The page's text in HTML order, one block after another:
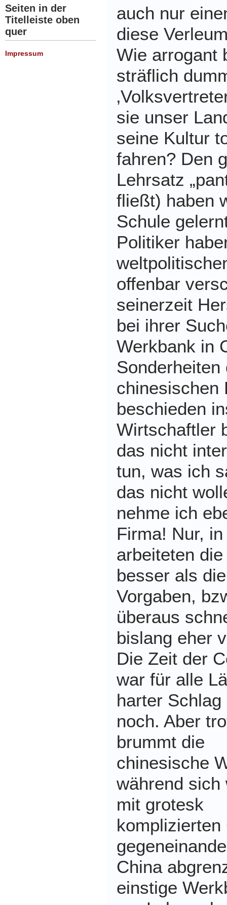
Seiten in der
Titelleiste oben
quer
Impressum
auch nur
diese
Wie arrogant
sträflich
sie unser
seine Kultur
fahren? Den
Lehrsatz
fließt) haben
Schule
Politiker
offenbar
seinerzeit
bei ihrer
Werkbank in
Sonderheiten
chinesischen
beschieden
Wirtschaftler
das nicht
tun, was ich
das nicht
nehme ich
Firma! Nur,
arbeiteten
besser als
Vorgaben,
überaus
bislang eher
Die Zeit der
war für alle
harter
noch. Aber
brummt die
chinesische
während sich
mit grotesk
komplizierten
China
einstige